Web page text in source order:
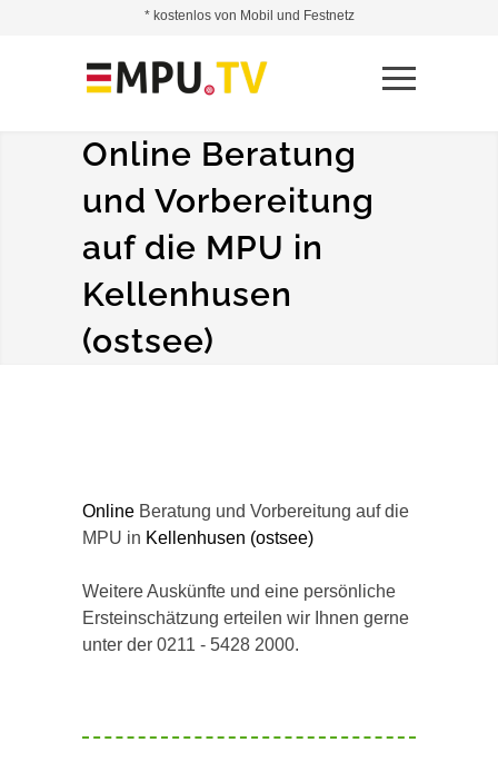
Online Beratung
und Vorbereitung
auf die MPU in
Kellenhusen
(ostsee)
Online Beratung und Vorbereitung auf die
MPU in Kellenhusen (ostsee)
Weitere Auskünfte und eine persönliche
Ersteinschätzung erteilen wir Ihnen gerne
unter der 0211 - 5428 2000.
* kostenlos von Mobil und Festnetz